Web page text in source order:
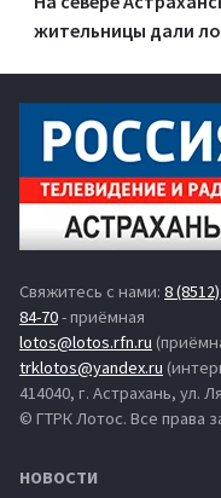
жительницы дали
Свяжитесь с нами: 8
84-70- приёмная
lotos@lotos.rfn.ru
trklotos@yandex.ru
414040, г. Астрахань, ул.
© ГТРК Лотос. Все права
НОВОСТИ